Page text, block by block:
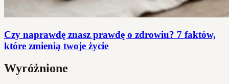
Czy naprawdę znasz prawdę o zdrowiu? 7 faktów,
które zmienią twoje życie
Wyróżnione